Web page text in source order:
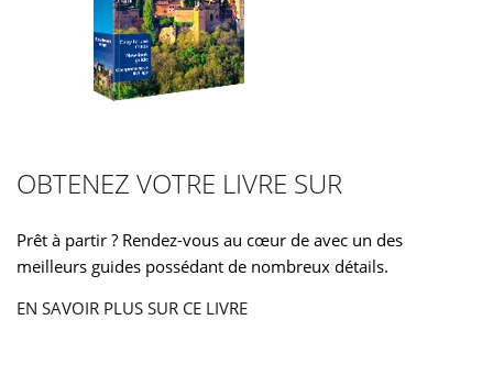
OBTENEZ VOTRE LIVRE SUR
Prêt à partir ? Rendez-vous au cœur de avec un des
meilleurs guides possédant de nombreux détails.
EN SAVOIR PLUS SUR CE LIVRE